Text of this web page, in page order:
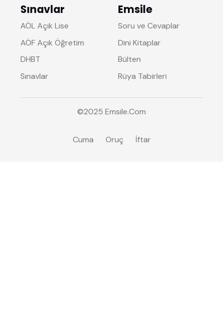
Sınavlar
AÖL Açık Lise
AÖF Açık Öğretim
DHBT
Sınavlar
Emsile
Soru ve Cevaplar
Dini Kitaplar
Bülten
Rüya Tabirleri
©2025 Emsile.Com
Cuma Oruç İftar